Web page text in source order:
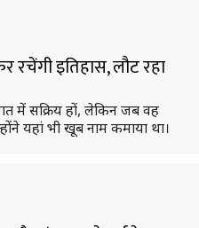
रचेंगी इतिहास, लौट रहा
में सक्रिय हों, लेकिन जब वह
यहां भी खूब नाम कमाया था।